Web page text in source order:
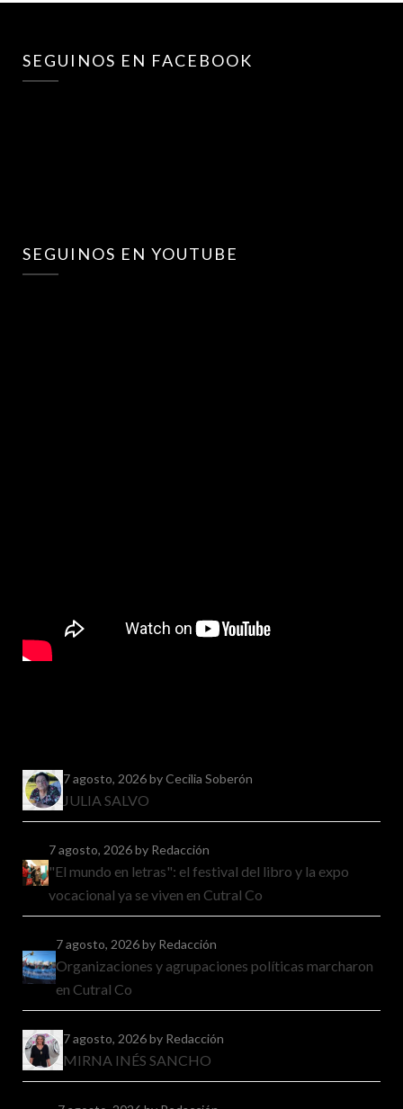
SEGUINOS EN FACEBOOK
SEGUINOS EN YOUTUBE
7 agosto, 2026by Cecilia Soberón
JULIA SALVO
7 agosto, 2026by Redacción
"El mundo en letras": el festival del libro y la expo
vocacional ya se viven en Cutral Co
7 agosto, 2026by Redacción
Organizaciones y agrupaciones políticas marcharon
en Cutral Co
7 agosto, 2026by Redacción
MIRNA INÉS SANCHO